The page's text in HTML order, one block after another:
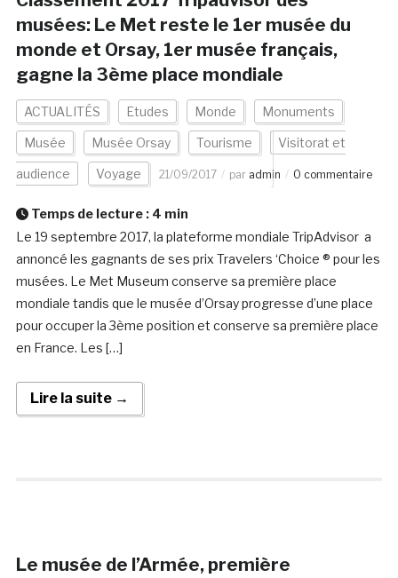
musées: Le Met reste le 1er musée du
monde et Orsay, 1er musée français,
gagne la 3ème place mondiale
ACTUALITÉS Etudes Monde Monuments
Musée Musée Orsay Tourisme Visitorat et
audience Voyage 21/09/2017 par admin 0 commentaire
Temps de lecture : 4 min
Le 19 septembre 2017, la plateforme mondiale TripAdvisor a
annoncé les gagnants de ses prix Travelers ‘Choice ® pour les
musées. Le Met Museum conserve sa première place
mondiale tandis que le musée d’Orsay progresse d’une place
pour occuper la 3ème position et conserve sa première place
en France. Les […]
Lire la suite →
Le musée de l’Armée, première